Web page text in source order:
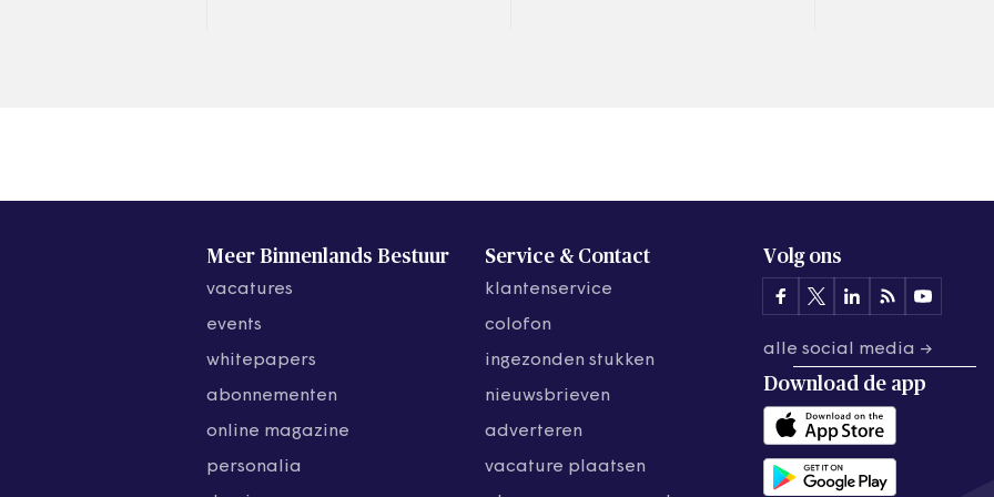
Meer Binnenlands Bestuur
vacatures
events
whitepapers
abonnementen
online magazine
personalia
Service & Contact
klantenservice
colofon
ingezonden stukken
nieuwsbrieven
adverteren
vacature plaatsen
Volg ons
alle social media →
Download de app